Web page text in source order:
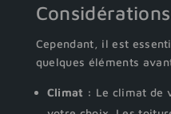
Cependant, il est
quelques éléments
Climat : Le climat de